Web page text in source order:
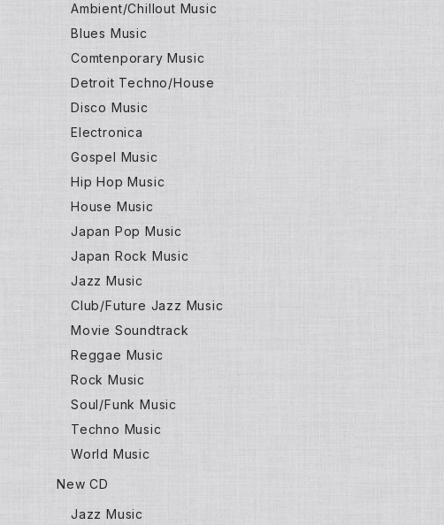
Ambient/Chillout Music
Blues Music
Comtenporary Music
Detroit Techno/House
Disco Music
Electronica
Gospel Music
Hip Hop Music
House Music
Japan Pop Music
Japan Rock Music
Jazz Music
Club/Future Jazz Music
Movie Soundtrack
Reggae Music
Rock Music
Soul/Funk Music
Techno Music
World Music
New CD
Jazz Music